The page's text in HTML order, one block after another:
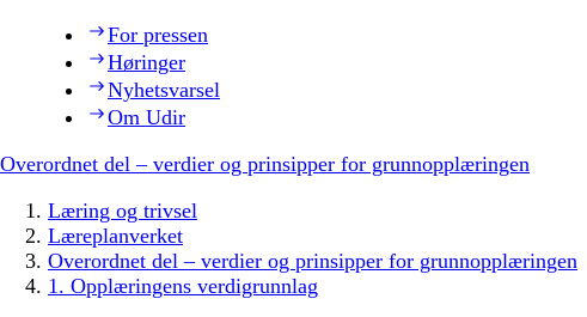
For pressen
Høringer
Nyhetsvarsel
Om Udir
Overordnet del – verdier og prinsipper for grunnopplæringen
Læring og trivsel
Læreplanverket
Overordnet del – verdier og prinsipper for grunnopplæringen
1. Opplæringens verdigrunnlag